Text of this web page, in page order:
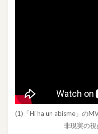
(1)「Hi ha un abisme」の
非現実の視